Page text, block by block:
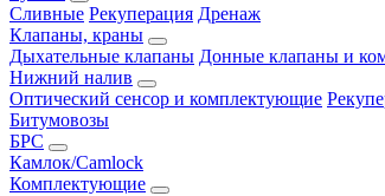
Сливные Рекуперация Дренаж
Клапаны, краны
Дыхательные клапаны Донные клапаны и
Нижний налив
Оптический сенсор и комплектующие
Битумовозы
БРС
Камлок/Camlock
Комплектующие